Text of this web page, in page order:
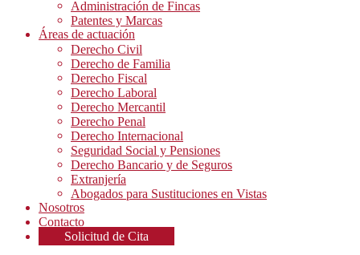
Administración de Fincas
Patentes y Marcas
Áreas de actuación
Derecho Civil
Derecho de Familia
Derecho Fiscal
Derecho Laboral
Derecho Mercantil
Derecho Penal
Derecho Internacional
Seguridad Social y Pensiones
Derecho Bancario y de Seguros
Extranjería
Abogados para Sustituciones en Vistas
Nosotros
Contacto
Solicitud de Cita